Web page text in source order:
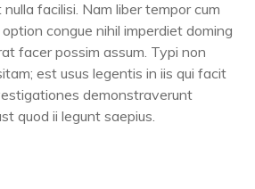
facilisi. Nam liber tempor cum
congue nihil imperdiet doming
facer possim assum. Typi non
est usus legentis in iis qui facit
demonstraverunt
quod ii legunt saepius.